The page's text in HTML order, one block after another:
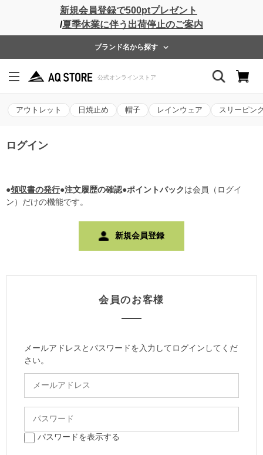
新規会員登録で500ptプレゼント
/夏季休業に伴う出荷停止のご案内
ブランド名から探す
アウトレット 日焼止め 帽子 レインウェア スリーピン
ログイン
●領収書の発行●注文履歴の確認●ポイントバックは会員（ログイ
ン）だけの機能です。
新規会員登録
会員のお客様
メールアドレスとパスワードを入力してログインしてくだ
さい。
パスワードを表示する